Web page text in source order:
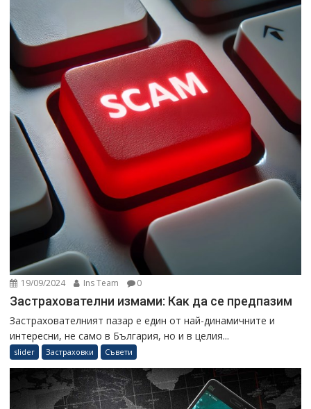
19/09/2024 Ins Team 0
Застрахователни измами: Как да се предпазим
Застрахователният пазар е един от най-динамичните и
интересни, не само в България, но и в целия...
slider Застраховки Съвети